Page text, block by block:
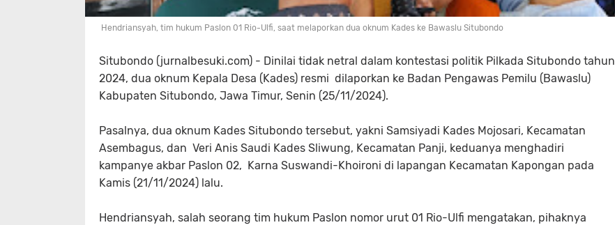
Hendriansyah, tim hukum Paslon 01 Rio-Ulfi, saat melaporkan dua oknum Kades ke Bawaslu Situbondo
Situbondo (jurnalbesuki.com) - Dinilai tidak netral dalam kontestasi politik Pilkada Situbondo tahun
2024, dua oknum Kepala Desa (Kades) resmi dilaporkan ke Badan Pengawas Pemilu (Bawaslu)
Kabupaten Situbondo, Jawa Timur, Senin (25/11/2024).
Pasalnya, dua oknum Kades Situbondo tersebut, yakni Samsiyadi Kades Mojosari, Kecamatan
Asembagus, dan Veri Anis Saudi Kades Sliwung, Kecamatan Panji, keduanya menghadiri
kampanye akbar Paslon 02, Karna Suswandi-Khoironi di lapangan Kecamatan Kapongan pada
Kamis (21/11/2024) lalu.
Hendriansyah, salah seorang tim hukum Paslon nomor urut 01 Rio-Ulfi mengatakan, pihaknya